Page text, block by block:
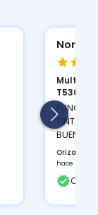
T530D...
TINTAS
BUEN
Orizaba,
hace un día